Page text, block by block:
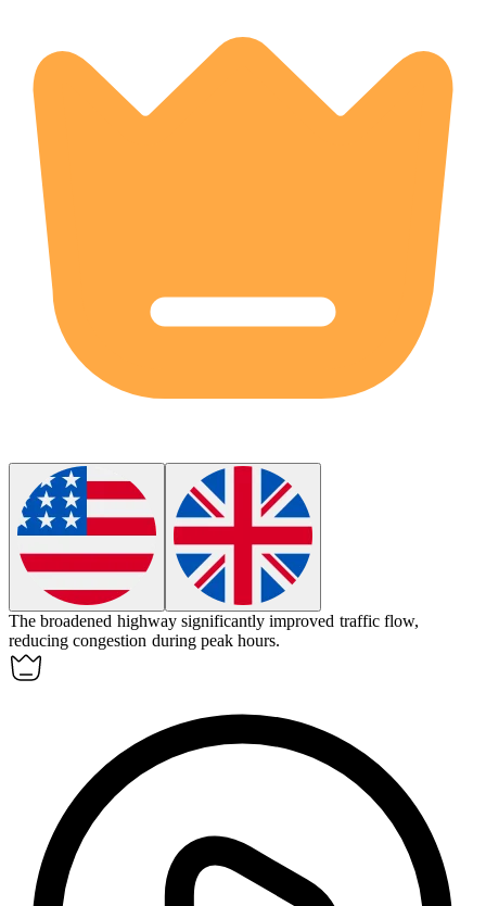
Thebroadened highway significantly improved traffic flow,
reducing congestion during peak hours.